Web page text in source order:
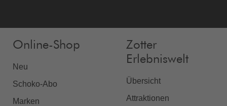
Online-Shop
Neu
Schoko-Abo
Marken
Zotter
Erlebniswelt
Übersicht
Attraktionen